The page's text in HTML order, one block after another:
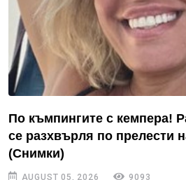
По къмпингите с кемпера!
се разхвърля по прелести
(Снимки)
AUGUST 05, 2026 9093